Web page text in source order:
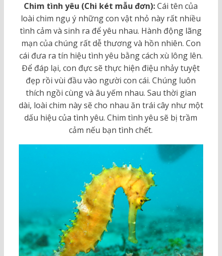
Chim tình yêu (Chi két mẫu đơn):Cái tên của
loài chim ngụ ý những con vật nhỏ này rất nhiều
tình cảm và sinh ra để yêu nhau. Hành động lãng
mạn của chúng rất dễ thương và hồn nhiên. Con
cái đưa ra tín hiệu tình yêu bằng cách xù lông lên.
Để đáp lại, con đực sẽ thực hiện điệu nhảy tuyệt
đẹp rồi vùi đầu vào người con cái. Chúng luôn
thích ngồi cùng và âu yếm nhau. Sau thời gian
dài, loài chim này sẽ cho nhau ăn trái cây như một
dấu hiệu của tình yêu. Chim tình yêu sẽ bị trầm
cảm nếu bạn tình chết.